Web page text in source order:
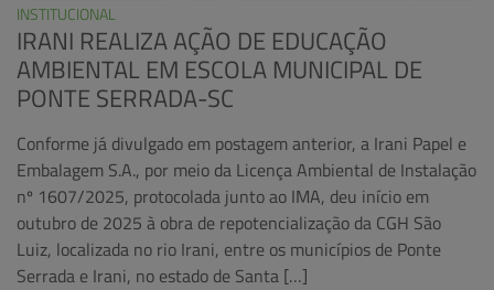
INSTITUCIONAL
IRANI REALIZA AÇÃO DE EDUCAÇÃO
AMBIENTAL EM ESCOLA MUNICIPAL DE
PONTE SERRADA-SC
Conforme já divulgado em postagem anterior, a Irani Papel e
Embalagem S.A., por meio da Licença Ambiental de Instalação
nº 1607/2025, protocolada junto ao IMA, deu início em
outubro de 2025 à obra de repotencialização da CGH São
Luiz, localizada no rio Irani, entre os municípios de Ponte
Serrada e Irani, no estado de Santa […]